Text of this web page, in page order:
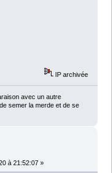
IP archivée
avec un autre
semer la merde et de se
à 21:52:07 »